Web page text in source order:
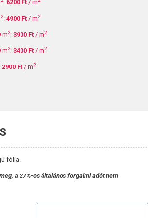
: 6200 Ft / m
2: 4900 Ft / m2
m2: 3900 Ft / m2
m2: 3400 Ft / m2
2900 Ft / m2
fólia.
a 27%-os általános forgalmi adót nem